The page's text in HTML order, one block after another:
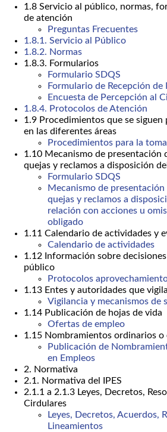
1.8 Servicio al público, normas,
de atención
Preguntas Frecuentes
1.8.1. Servicio al Público
1.8.2. Normas
1.8.3. Formularios
Formulario SDQS
Formulario de Recepción de
Encuesta de Percepción al
1.8.4. Protocolos de Atención
1.9 Procedimientos que se
en las diferentes áreas
Procedimientos para la
1.10 Mecanismo de presentación
quejas y reclamos a disposición
Formulario SDQS
Mecanismo de
quejas y reclamos a
relación con acciones u
obligado
1.11 Calendario de actividades y
Calendario de actividades
1.12 Información sobre
público
Protocolos
1.13 Entes y autoridades que
Vigilancia y mecanismos de
1.14 Publicación de hojas de vida
Ofertas de empleo
1.15 Nombramientos ordinarios o
Publicación de
en Empleos
2. Normativa
2.1. Normativa del IPES
2.1.1 a 2.1.3 Leyes, Decretos,
Cirdulares
Leyes, Decretos, Acuerdos,
Lineamientos